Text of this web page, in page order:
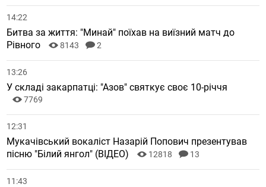
14:22
Битва за життя: "Минай" поїхав на виїзний матч до
Рівного
8143 2
13:26
У складі закарпатці: "Азов" святкує своє 10-річчя
7769
12:31
Мукачівський вокаліст Назарій Попович презентував
пісню "Білий янгол" (ВІДЕО)
12818 13
11:43